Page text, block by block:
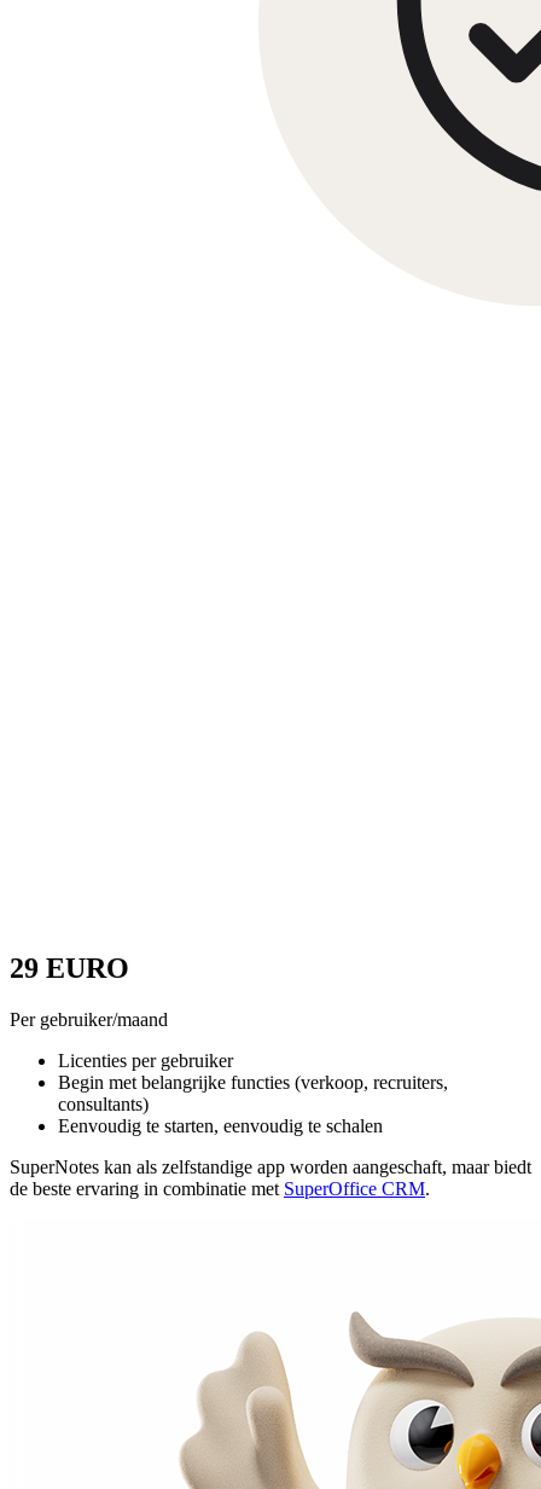
29 EURO
Per gebruiker/maand
Licenties per gebruiker
Begin met belangrijke functies (verkoop, recruiters,
consultants)
Eenvoudig te starten, eenvoudig te schalen
SuperNotes kan als zelfstandige app worden aangeschaft, maar biedt
de beste ervaring in combinatie met SuperOffice CRM.